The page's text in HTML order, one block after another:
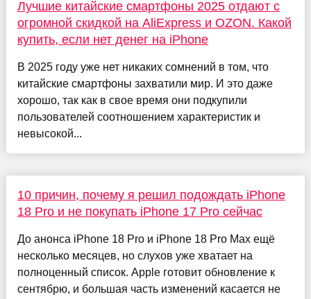
Лучшие китайские смартфоны 2025 отдают с
огромной скидкой на AliExpress и OZON. Какой
купить, если нет денег на iPhone
В 2025 году уже нет никаких сомнений в том, что
китайские смартфоны захватили мир. И это даже
хорошо, так как в свое время они подкупили
пользователей соотношением характеристик и
невысокой...
10 причин, почему я решил подождать iPhone
18 Pro и не покупать iPhone 17 Pro сейчас
До анонса iPhone 18 Pro и iPhone 18 Pro Max ещё
несколько месяцев, но слухов уже хватает на
полноценный список. Apple готовит обновление к
сентябрю, и большая часть изменений касается не